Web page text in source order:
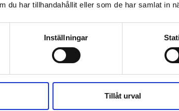
du har tillhandahållit eller som de har samlat in
Inställningar
Tillåt urval
i Etiopien sedan 2004 och har
nära samarbete med lokala
inte bara ett projekt som avslutas utan
redan befinner sig på gränsen till